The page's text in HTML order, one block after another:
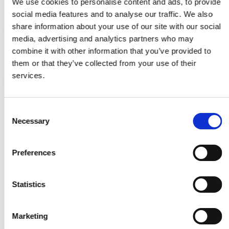
We use cookies to personalise content and ads, to provide
social media features and to analyse our traffic. We also
share information about your use of our site with our social
media, advertising and analytics partners who may
combine it with other information that you’ve provided to
them or that they’ve collected from your use of their
services.
Necessary
Preferences
Statistics
Marketing
Altandörrshandtag / Fönsterhandtag - mässing - Kay Otto
863,00 SEK